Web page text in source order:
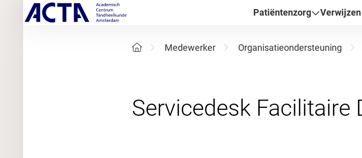
Patiëntenzorg Verwijzen
Medewerker Organisatieondersteuning